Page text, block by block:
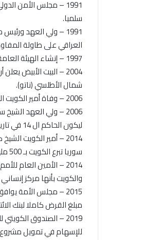
سلميا.
1991 – ولي العهد
العراقي على طاولة
1997 – إنشاء الهيئة العامة للصناعة بهدف تشجيع الصناعات المحلية وتنويع مصادر الدخل.
2004 – البيت الأبيض
شمال الأطلسي (ناتو).
2006 – وفاة أمير الكويت الشيخ جابر الأحمد الصباح عن عمر ناهز 79 عاما.
2006 – ولي العهد
ليكون الحاكم ال 14 في تاريخ البلاد.
2014 – أمير الكويت
سوريا تبرع الكويت بـ 500 مليون دولار من القطاعين الحكومي والأهلي.
2014 – الأمين العام
والكويت بأنها مركز
2015 – مجلس الأمة
مبلغ القرض كاملا لبنك
2019 – الصندوق
للإسهام في تمويل